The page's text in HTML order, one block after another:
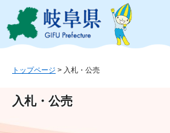
ジ
ュ
このページの本文へ
トップページ > 入札・公売
入札・公売